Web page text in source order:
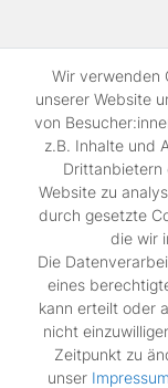
SSL-
Wir verwenden
unserer Website
von
z.B. Inhalte und
Drittanbietern
Website zu
durch gesetzte
die wir
Die
eines
kann erteilt oder
nicht
Zeitpunkt zu
unser Impressum